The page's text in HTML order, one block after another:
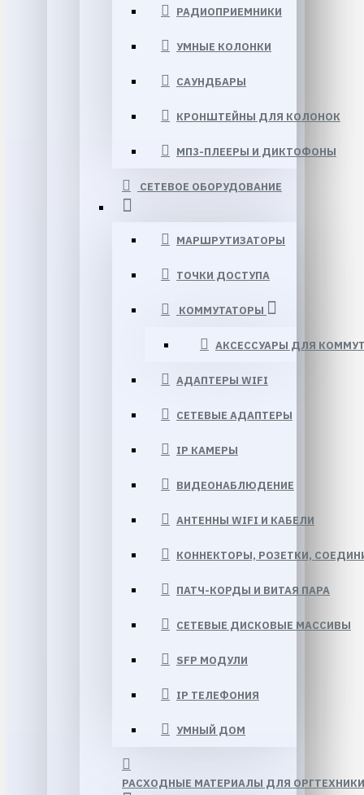
РАДИОПРИЕМНИКИ
УМНЫЕ КОЛОНКИ
САУНДБАРЫ
КРОНШТЕЙНЫ ДЛЯ КОЛОНОК
МП3-ПЛЕЕРЫ И ДИКТОФОНЫ
СЕТЕВОЕ ОБОРУДОВАНИЕ
МАРШРУТИЗАТОРЫ
ТОЧКИ ДОСТУПА
КОММУТАТОРЫ
АКСЕССУАРЫ ДЛЯ
АДАПТЕРЫ WIFI
СЕТЕВЫЕ АДАПТЕРЫ
IP КАМЕРЫ
ВИДЕОНАБЛЮДЕНИЕ
АНТЕННЫ WIFI И КАБЕЛИ
КОННЕКТОРЫ, РОЗЕТКИ,
ПАТЧ-КОРДЫ И ВИТАЯ ПАРА
СЕТЕВЫЕ ДИСКОВЫЕ МАССИВЫ
SFP МОДУЛИ
IP ТЕЛЕФОНИЯ
УМНЫЙ ДОМ
РАСХОДНЫЕ МАТЕРИАЛЫ ДЛЯ ОРГТЕХНИКИ